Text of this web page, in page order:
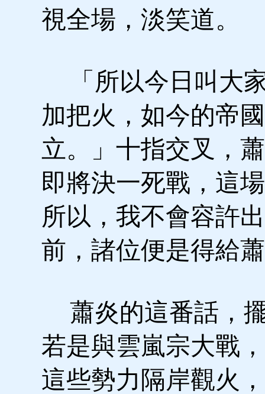
視全場，淡笑道。
「所以今日叫大
加把火，如今的帝
立。」十指交叉，
即將決一死戰，這
所以，我不會容許
前，諸位便是得給
蕭炎的這番話，
若是與雲嵐宗大戰
這些勢力隔岸觀火